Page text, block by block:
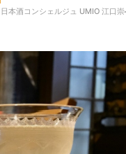
日本酒コンシェルジュ UMIO 江口崇